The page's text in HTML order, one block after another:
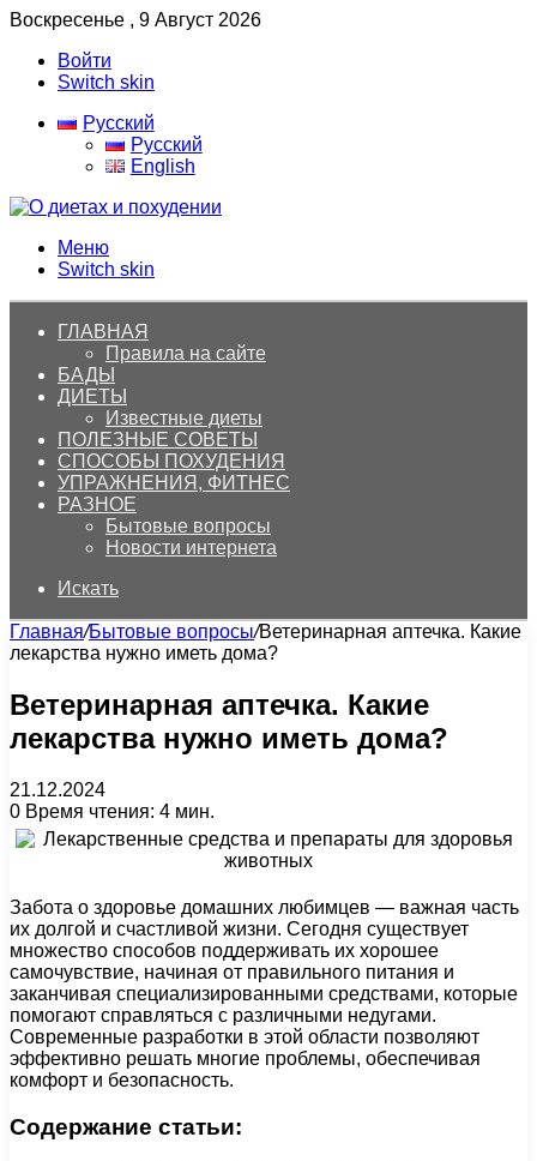
Воскресенье , 9 Август 2026
Войти
Switch skin
Русский
Русский
English
Меню
Switch skin
ГЛАВНАЯ
Правила на сайте
БАДЫ
ДИЕТЫ
Известные диеты
ПОЛЕЗНЫЕ СОВЕТЫ
СПОСОБЫ ПОХУДЕНИЯ
УПРАЖНЕНИЯ, ФИТНЕС
РАЗНОЕ
Бытовые вопросы
Новости интернета
Искать
Главная/Бытовые вопросы/Ветеринарная аптечка. Какие
лекарства нужно иметь дома?
Ветеринарная аптечка. Какие
лекарства нужно иметь дома?
21.12.2024
0 Время чтения: 4 мин.
Забота о здоровье домашних любимцев — важная часть
их долгой и счастливой жизни. Сегодня существует
множество способов поддерживать их хорошее
самочувствие, начиная от правильного питания и
заканчивая специализированными средствами, которые
помогают справляться с различными недугами.
Современные разработки в этой области позволяют
эффективно решать многие проблемы, обеспечивая
комфорт и безопасность.
Содержание статьи: